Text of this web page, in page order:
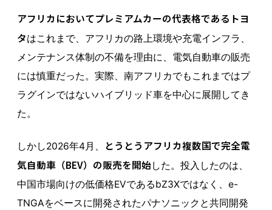
アフリカにおいてプレミアムカーの代表格であるトヨ
タはこれまで、アフリカの路上環境や充電インフラ、
メンテナンス体制の不備を理由に、電気自動車の販売
には慎重だった。実際、南アフリカでもこれまではプ
ラグインではないハイブリッド車を中心に展開してき
た。
しかし2026年4月、
とうとうアフリカ複数国で完全電
気自動車（BEV）の販売を開始した。投入したのは、
中国市場向けの低価格EVであるbZ3Xではなく、e-
TNGAをベースに開発されたパナソニックと共同開発